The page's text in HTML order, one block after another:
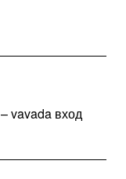
– vavada вход